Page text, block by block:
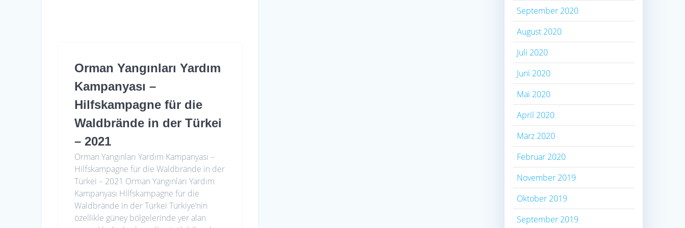
Orman Yangınları Yardım
Kampanyası –
Hilfskampagne für die
Waldbrände in der Türkei
– 2021
Orman Yangınları Yardım Kampanyası –
Hilfskampagne für die Waldbrände in der
Türkei – 2021 Orman Yangınları Yardım
Kampanyası Hilfskampagne für die
Waldbrände in der Türkei Türkiye’nin
özellikle güney bölgelerinde yer alan
September 2020
August 2020
Juli 2020
Juni 2020
Mai 2020
April 2020
März 2020
Februar 2020
November 2019
Oktober 2019
September 2019